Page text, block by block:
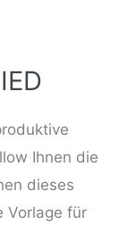
Ihnen die
dieses
Vorlage für